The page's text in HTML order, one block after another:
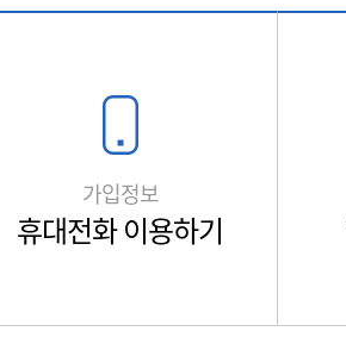
가입정보
휴대전화 이용하기